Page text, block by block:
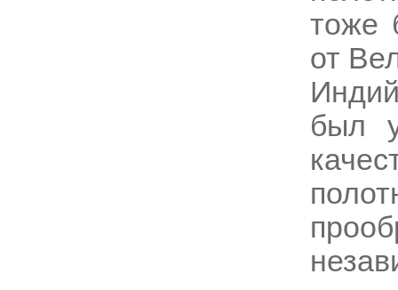
тоже
от
был